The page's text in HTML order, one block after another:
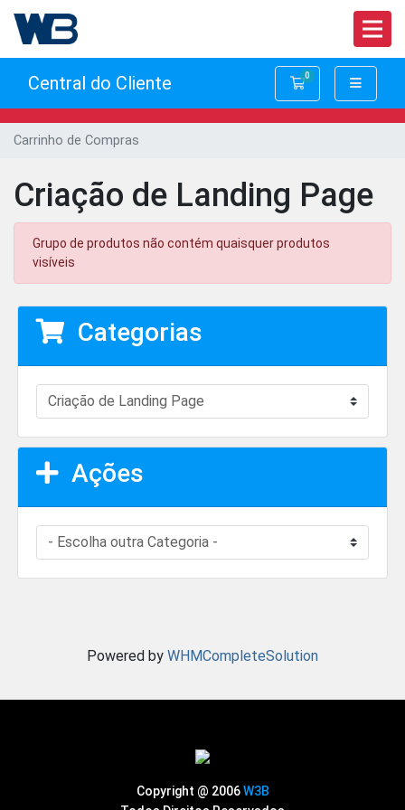
Central do Cliente 0
Carrinho de
Carrinho de Compras
Criação de Landing Page
Grupo de produtos não contém quaisquer produtos
visíveis
Categorias
Ações
Powered by WHMCompleteSolution
Copyright @ 2006W3B